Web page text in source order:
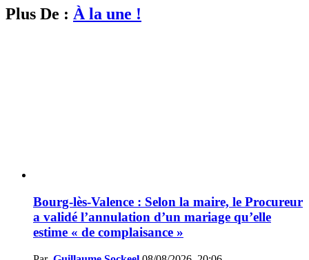
Plus De : À la une !
Bourg-lès-Valence : Selon la maire, le Procureur
a validé l’annulation d’un mariage qu’elle
estime « de complaisance »